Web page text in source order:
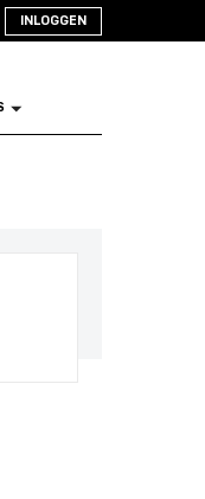
INLOGGEN